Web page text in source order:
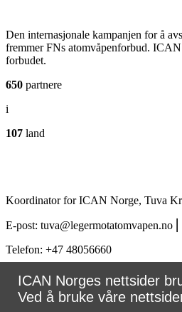
Den internasjonale kampanjen for å
fremmer FNs atomvåpenforbud.
forbudet.
650 partnere
i
107 land
Koordinator for ICAN Norge, Tuva
E-post: tuva@legermotatomvapen.no
Telefon: +47 48056660
Personvernerklæring
Bygget av Tectonica | All Rights
ICAN Norges nettsider
Ved å bruke våre